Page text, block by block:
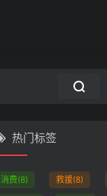
热门标签
消费(8) 救援(8)